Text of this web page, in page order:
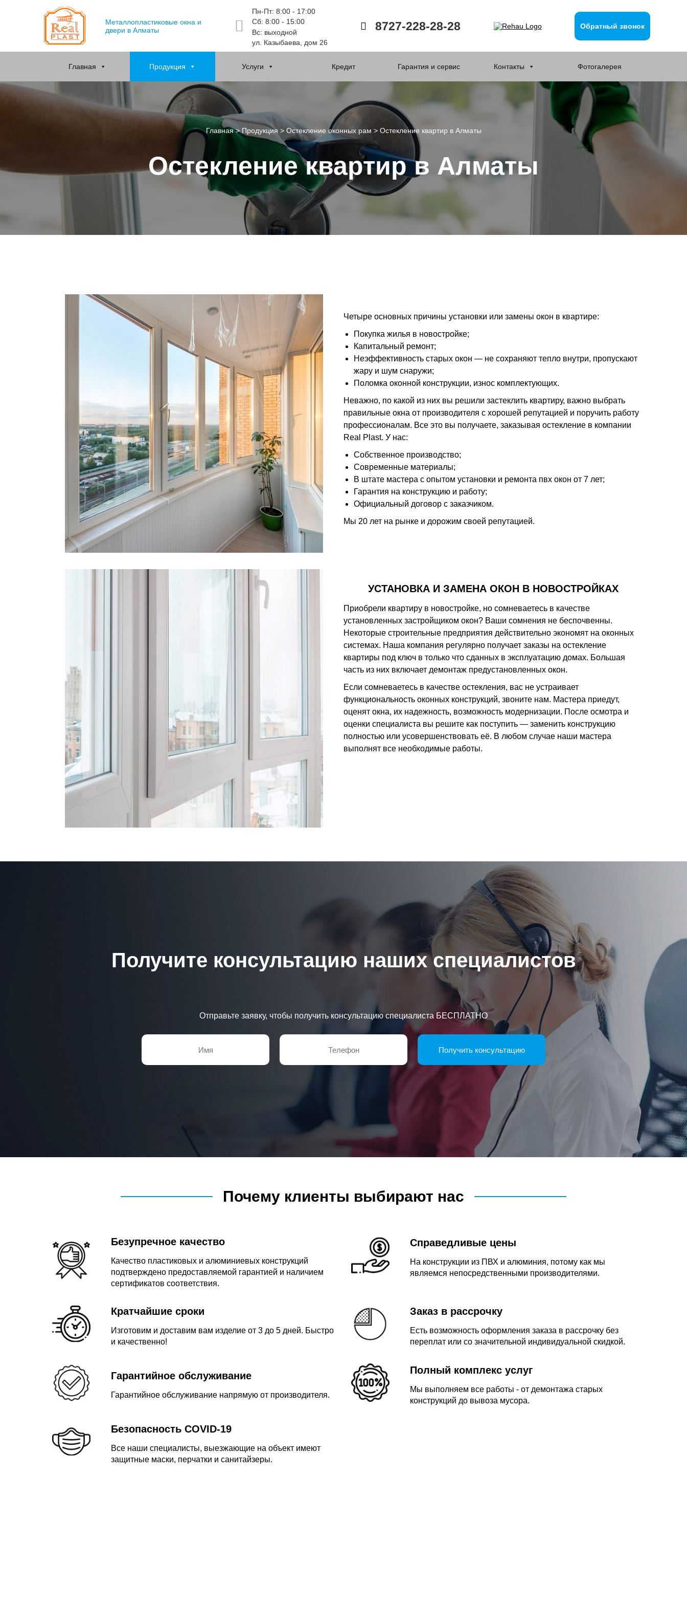
Металлопластиковые окна и
двери в Алматы
Пн-Пт: 8:00 - 17:00
Сб: 8:00 - 15:00
Вс: выходной
ул. Казыбаева, дом 26
8727-228-28-28 Обратный звонок
Главная Продукция Услуги Кредит Гарантия и сервис Контакты Фотогалерея
Главная> Продукция > Остекление оконных рам > Остекление квартир в Алматы
Остекление квартир в Алматы
Четыре основных причины установки или замены окон в квартире:
Покупка жилья в новостройке;
Капитальный ремонт;
Неэффективность старых окон — не сохраняют тепло внутри, пропускают
жару и шум снаружи;
Поломка оконной конструкции, износ комплектующих.
Неважно, по какой из них вы решили застеклить квартиру, важно выбрать
правильные окна от производителя с хорошей репутацией и поручить работу
профессионалам. Все это вы получаете, заказывая остекление в компании
Real Plast. У нас:
Собственное производство;
Современные материалы;
В штате мастера с опытом установки и ремонта пвх окон от 7 лет;
Гарантия на конструкцию и работу;
Официальный договор с заказчиком.
Мы 20 лет на рынке и дорожим своей репутацией.
УСТАНОВКА И ЗАМЕНА ОКОН В НОВОСТРОЙКАХ
Приобрели квартиру в новостройке, но сомневаетесь в качестве
установленных застройщиком окон? Ваши сомнения не беспочвенны.
Некоторые строительные предприятия действительно экономят на оконных
системах. Наша компания регулярно получает заказы на остекление
квартиры под ключ в только что сданных в эксплуатацию домах. Большая
часть из них включает демонтаж предустановленных окон.
Если сомневаетесь в качестве остекления, вас не устраивает
функциональность оконных конструкций, звоните нам. Мастера приедут,
оценят окна, их надежность, возможность модернизации. После осмотра и
оценки специалиста вы решите как поступить — заменить конструкцию
полностью или усовершенствовать её. В любом случае наши мастера
выполнят все необходимые работы.
Получите консультацию наших специалистов
Отправьте заявку, чтобы получить консультацию специалиста БЕСПЛАТНО
Почему клиенты выбирают нас
Безупречное качество
Качество пластиковых и алюминиевых конструкций
подтверждено предоставляемой гарантией и наличием
сертификатов соответствия.
Справедливые цены
На конструкции из ПВХ и алюминия, потому как мы
являемся непосредственными производителями.
Кратчайшие сроки
Изготовим и доставим вам изделие от 3 до 5 дней. Быстро
и качественно!
Заказ в рассрочку
Есть возможность оформления заказа в рассрочку без
переплат или со значительной индивидуальной скидкой.
Гарантийное обслуживание
Гарантийное обслуживание напрямую от производителя.
Полный комплекс услуг
Мы выполняем все работы - от демонтажа старых
конструкций до вывоза мусора.
Безопасность COVID-19
Все наши специалисты, выезжающие на объект имеют
защитные маски, перчатки и санитайзеры.